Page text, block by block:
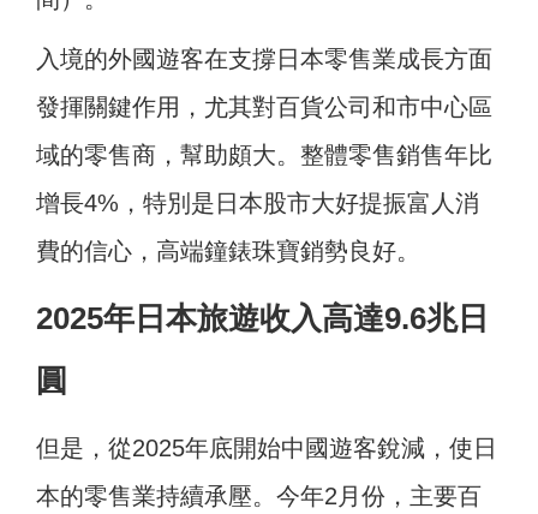
入境的外國遊客在支撐日本零售業成長方面
發揮關鍵作用，尤其對百貨公司和市中心區
域的零售商，幫助頗大。整體零售銷售年比
增長4%，特別是日本股市大好提振富人消
費的信心，高端鐘錶珠寶銷勢良好。
2025年日本旅遊收入高達9.6兆日
圓
但是，從2025年底開始中國遊客銳減，使日
本的零售業持續承壓。今年2月份，主要百